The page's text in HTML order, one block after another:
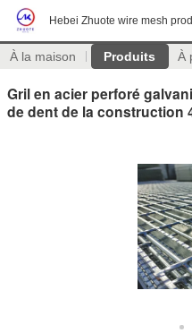
Hebei Zhuote wire mesh
À la maison Produits À
Gril en acier perforé
de dent de la construction